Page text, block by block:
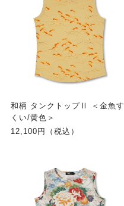
和柄 タンクトップⅡ ＜金魚す
くい/黄色＞
12,100円（税込）